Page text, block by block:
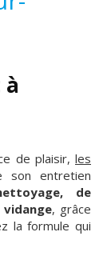
de plaisir, les
son entretien
de
vidange, grâce
la formule qui